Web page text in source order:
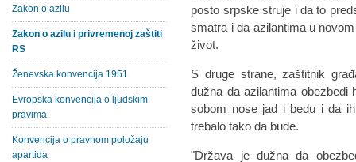
posto srpske struje i da to
smatra i da azilantima u
život.
S druge strane, zaštitnik
dužna da azilantima
sobom nose jad i bedu i da
trebalo tako da bude.
"Država je dužna da
Zakon o azilu
Zakon o azilu i privremenoj zaštiti
RS
Ženevska konvencija 1951
Evropska konvencija o ljudskim
pravima
Konvencija o pravnom položaju
apartida